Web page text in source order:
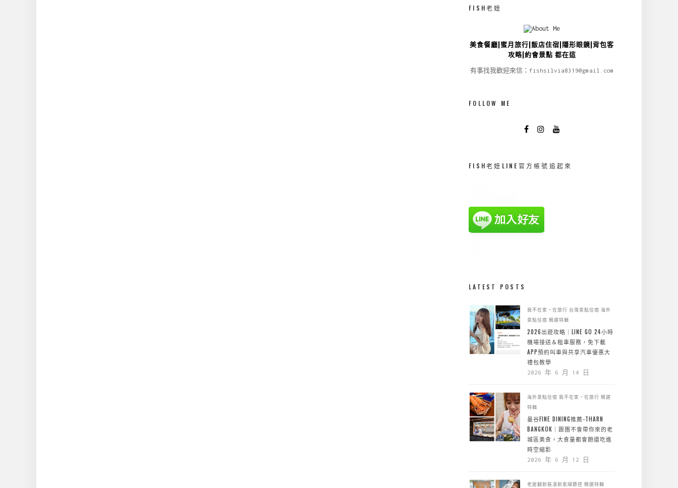
FISH老妞
美食餐廳|蜜月旅行|飯店住宿|隱形眼鏡|背包客
攻略|約會景點 都在這
有事找我歡迎來信：fishsilvia8319@gmail.com
FOLLOW ME
FISH老妞LINE官方帳號追起來
LATEST POSTS
我不在家，在旅行 台灣景點住宿 海外
景點住宿 精選特輯
2026出遊攻略｜LINE GO 24小時
機場接送＆租車服務，免下載
APP預約叫車與共享汽車優惠大
禮包教學
2026 年 6 月 14 日
海外景點住宿 我不在家，在旅行 精選
特輯
曼谷FINE DINING推薦-THARN
BANGKOK｜跟團不會帶你來的老
城區美食，大食量都會飽還吃進
時空縮影
2026 年 6 月 12 日
老屋翻新裝潢新家細節控 精選特輯